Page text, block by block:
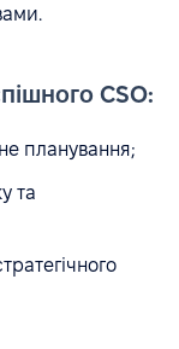
CSO:
планування;
та